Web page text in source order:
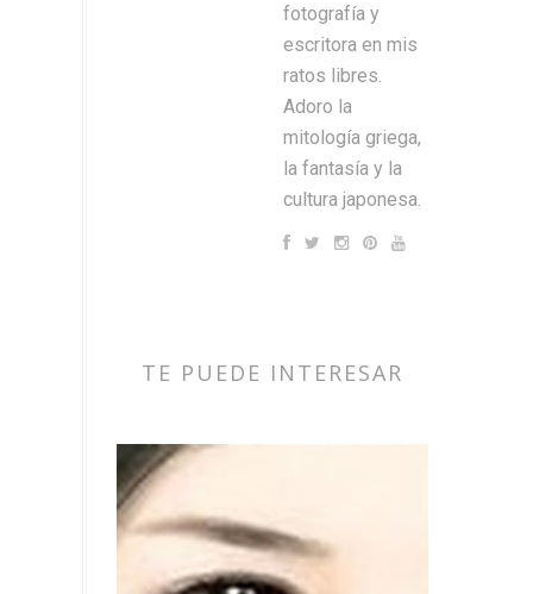
fotografía y
escritora en mis
ratos libres.
Adoro la
mitología griega,
la fantasía y la
cultura japonesa.
TE PUEDE INTERESAR